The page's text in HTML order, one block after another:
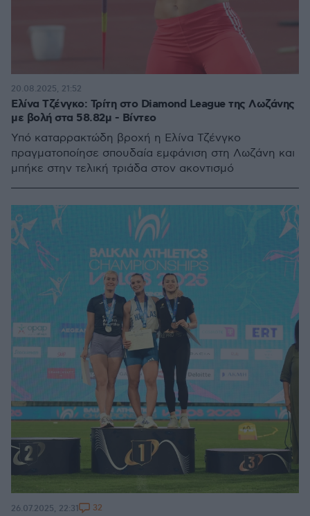
Ελίνα Τζένγκο: Τρίτη στο Diamond League της Λωζάνης
με βολή στα 58.82μ - Βίντεο
Υπό καταρρακτώδη βροχή η Ελίνα Τζένγκο
πραγματοποίησε σπουδαία εμφάνιση στη Λωζάνη και
μπήκε στην τελική τριάδα στον ακοντισμό
20.08.2025, 21:52
26.07.2025, 22:31 32